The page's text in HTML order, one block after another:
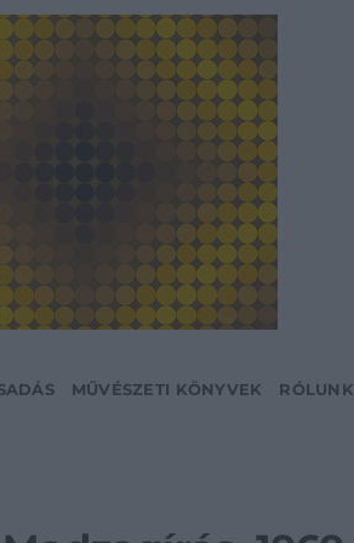
MŰVÉSZETI KÖNYVEK RÓLUNK